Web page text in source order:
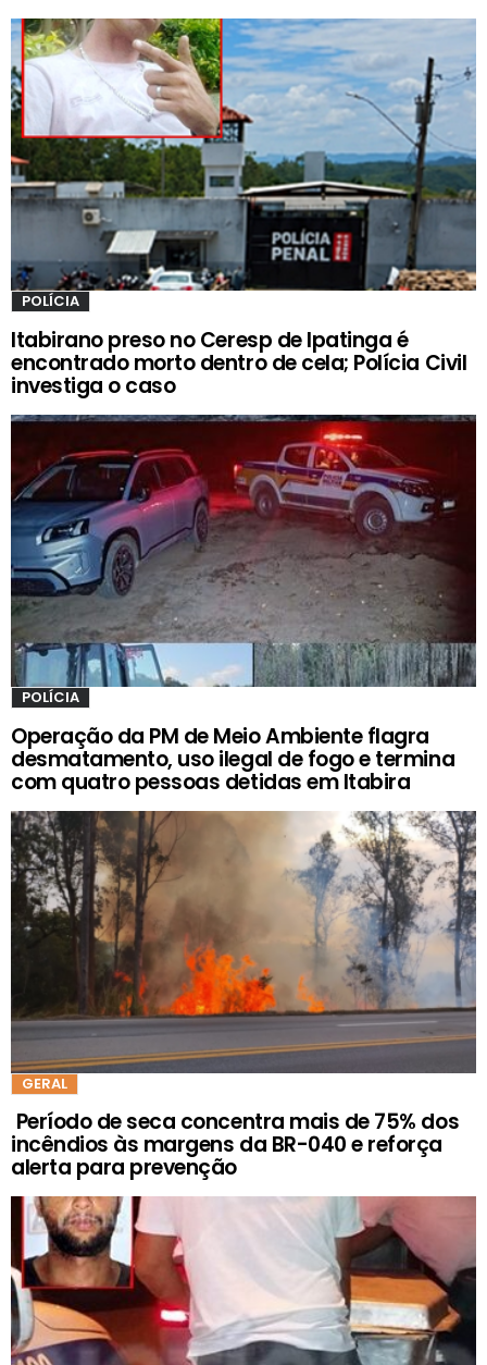
POLÍCIA
Itabirano preso no Ceresp de Ipatinga é
encontrado morto dentro de cela; Polícia Civil
investiga o caso
POLÍCIA
Operação da PM de Meio Ambiente flagra
desmatamento, uso ilegal de fogo e termina
com quatro pessoas detidas em Itabira
GERAL
Período de seca concentra mais de 75% dos
incêndios às margens da BR-040 e reforça
alerta para prevenção